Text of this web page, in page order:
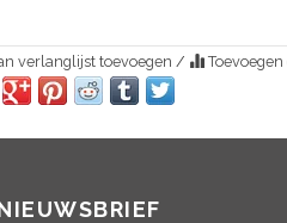
verlanglijst toevoegen / Toevoegen